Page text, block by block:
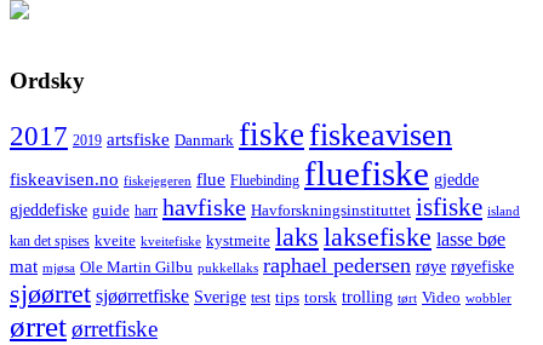
Ordsky
2017 2019 artsfiske Danmark fiskefiskeavisen
fiskeavisen.no fiskejegeren flue Fluebinding fluefiske gjedde
gjeddefiske guide harr havfiske Havforskningsinstituttet isfiske island
kan det spises kveite kveitefiske kystmeite laks laksefiske lasse bøe
mat mjøsa Ole Martin Gilbu pukkellaks raphael pedersen røye røyefiske
sjøørret sjøørretfiske Sverige test tips torsk trolling tørt Video wobbler
ørretørretfiske